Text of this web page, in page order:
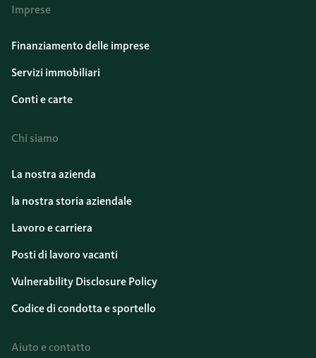
Imprese
Finanziamento delle imprese
Servizi immobiliari
Conti e carte
Chi siamo
La nostra azienda
la nostra storia aziendale
Lavoro e carriera
Posti di lavoro vacanti
Vulnerability Disclosure Policy
Codice di condotta e sportello
Aiuto e contatto